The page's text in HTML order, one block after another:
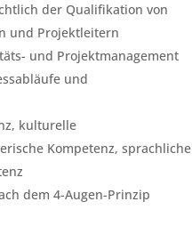
der Qualifikation von
und Projektleitern
und Projektmanagement
und
kulturelle
Kompetenz, sprachliche
dem 4-Augen-Prinzip